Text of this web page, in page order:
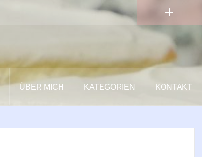
ÜBER MICH KATEGORIEN KONTAKT